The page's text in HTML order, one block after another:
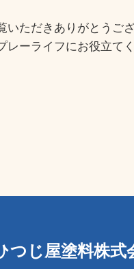
いただきありがとうご
レーライフにお役立て
つじ屋塗料株式